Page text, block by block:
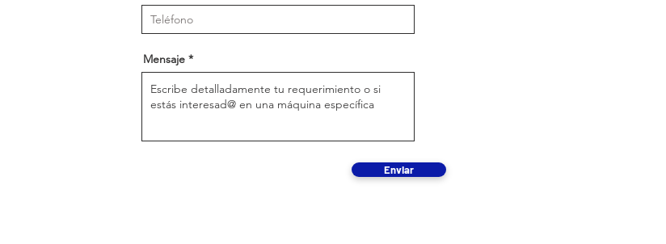
Mensaje
Enviar